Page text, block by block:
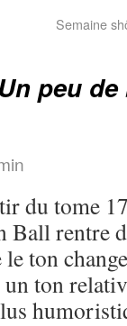
Semaine
Un peu
du tome
Ball rentre
ton
un ton